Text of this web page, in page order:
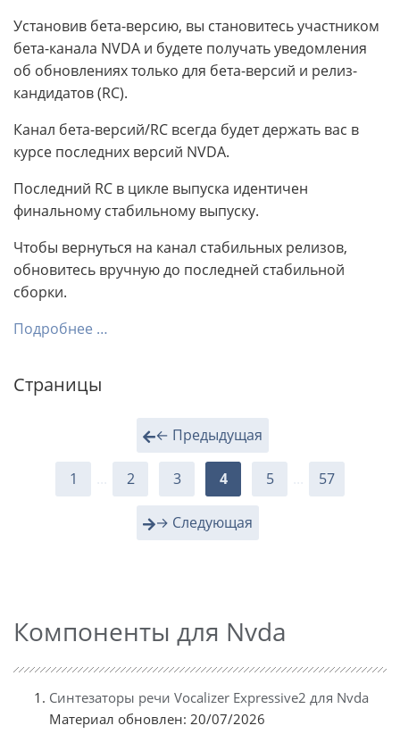
Установив бета-версию, вы становитесь участником
бета-канала NVDA и будете получать уведомления
об обновлениях только для бета-версий и релиз-
кандидатов (RC).
Канал бета-версий/RC всегда будет держать вас в
курсе последних версий NVDA.
Последний RC в цикле выпуска идентичен
финальному стабильному выпуску.
Чтобы вернуться на канал стабильных релизов,
обновитесь вручную до последней стабильной
сборки.
Подробнее …
Страницы
← Предыдущая
1 2 3 4 5 57
→ Следующая
Компоненты для Nvda
Синтезаторы речи Vocalizer Expressive2 для Nvda
Материал обновлен: 20/07/2026